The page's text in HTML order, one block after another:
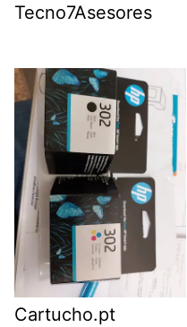
Tecno7Asesores
Cartucho.pt